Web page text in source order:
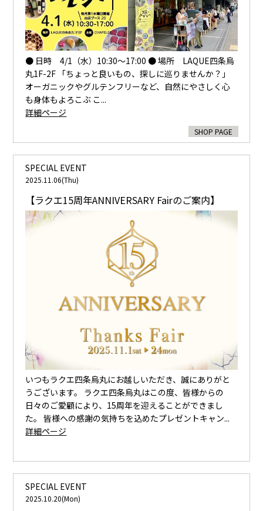
● 日時 4/1（水）10:30～17:00 ● 場所 LAQUE四条烏
丸1F-2F 「ちょっと良いもの、探しに巡りませんか？」
オーガニックやグルテンフリーなど、自然にやさしく心
も身体もよろこぶ こ...
詳細ページ
SHOP PAGE
SPECIAL EVENT
2025.11.06(Thu)
【ラクエ15周年ANNIVERSARY Fairのご案内】
いつもラクエ四条烏丸にお越しいただき、誠にありがと
うございます。 ラクエ四条烏丸はこの度、皆様からの
日々のご愛顧により、15周年を迎えることができまし
た。 皆様への感謝の気持ちを込めたプレゼントキャン...
詳細ページ
SPECIAL EVENT
2025.10.20(Mon)